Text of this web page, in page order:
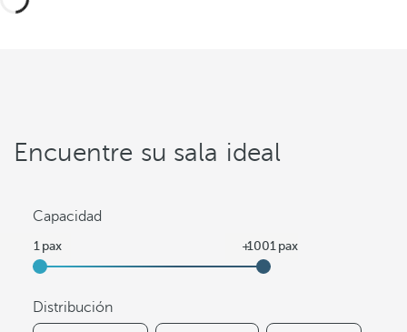
Encuentre su sala ideal
Capacidad
Distribución